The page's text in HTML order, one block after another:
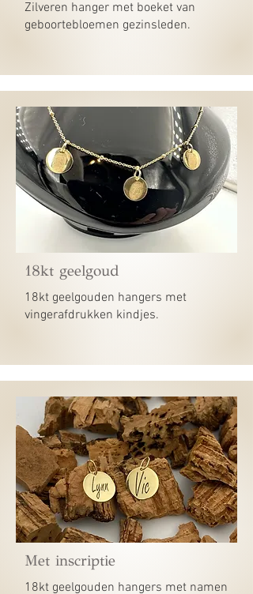
Zilveren hanger met boeket van
geboortebloemen gezinsleden.
18kt geelgoud
18kt geelgouden hangers met
vingerafdrukken kindjes.
Met inscriptie
18kt geelgouden hangers met namen